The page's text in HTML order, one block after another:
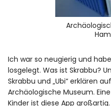
Ich war so neugierig und
losgelegt. Was ist Skrabbu?
Skrabbu und „Ubi“ erklären
Archäologische Museum.
Kinder ist diese App